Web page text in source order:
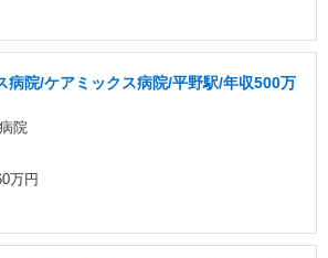
病院/ケアミックス病院/平野駅/年収500万
院
万円